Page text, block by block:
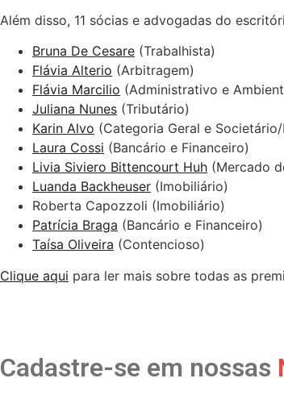
Além disso, 11 sócias e advogadas do
Bruna De Cesare (Trabalhista)
Flávia Alterio (Arbitragem)
Flávia Marcilio (Administrativo e
Juliana Nunes (Tributário)
Karin Alvo (Categoria Geral e Societário/
Laura Cossi (Bancário e Financeiro)
Livia Siviero Bittencourt Huh (Mercado
Luanda Backheuser (Imobiliário)
Roberta Capozzoli (Imobiliário)
Patrícia Braga (Bancário e Financeiro)
Taísa Oliveira (Contencioso)
Clique aqui para ler mais sobre todas as
Cadastre-se em nossas